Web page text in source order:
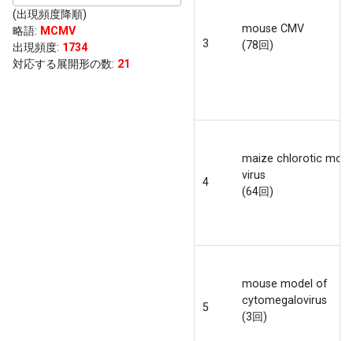
(出現頻度降順)
略語: MCMV
出現頻度: 1734
対応する展開形の数: 21
3
mouse CMV
(78回)
4
maize chlorotic
virus
(64回)
5
mouse model of
cytomegalovirus
(3回)